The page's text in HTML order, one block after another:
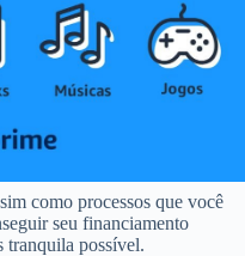
como processos que você
seu financiamento
tranquila possível.